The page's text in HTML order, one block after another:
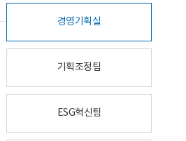
경영기획실
기획조정팀
ESG혁신팀